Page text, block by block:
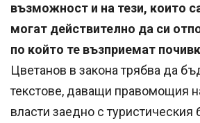
възможност и на тези, които
могат действително да си
по който те възприемат
Цветанов в закона трябва да
текстове, даващи правомощия
власти заедно с